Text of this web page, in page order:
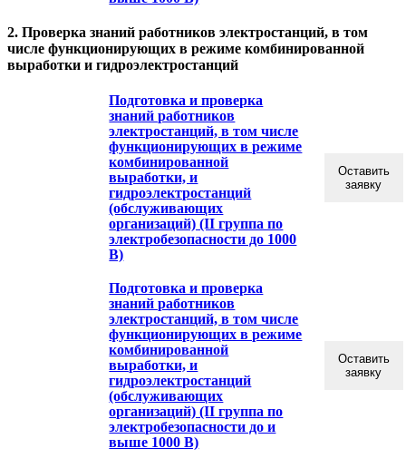
2. Проверка знаний работников электростанций, в том
числе функционирующих в режиме комбинированной
выработки и гидроэлектростанций
Подготовка и проверка
знаний работников
электростанций, в том числе
функционирующих в режиме
комбинированной
выработки, и
гидроэлектростанций
(обслуживающих
организаций) (II группа по
электробезопасности до 1000
В)
Оставить
заявку
Подготовка и проверка
знаний работников
электростанций, в том числе
функционирующих в режиме
комбинированной
выработки, и
гидроэлектростанций
(обслуживающих
организаций) (II группа по
электробезопасности до и
выше 1000 В)
Оставить
заявку